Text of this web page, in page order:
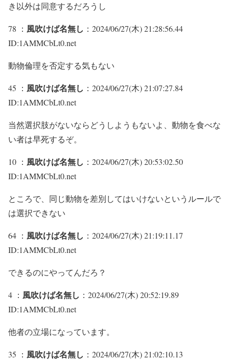
き以外は同意するだろうし
78 ： 風吹けば名無し ：2024/06/27(木) 21:28:56.44
ID:1AMMCbLt0.net
動物倫理を否定する気もない
45 ： 風吹けば名無し ：2024/06/27(木) 21:07:27.84
ID:1AMMCbLt0.net
当然選択肢がないならどうしようもないよ、動物を食べな
い者は早死するぞ。
10 ： 風吹けば名無し ：2024/06/27(木) 20:53:02.50
ID:1AMMCbLt0.net
ところで、同じ動物を差別してはいけないというルールで
は選択できない
64 ： 風吹けば名無し ：2024/06/27(木) 21:19:11.17
ID:1AMMCbLt0.net
できるのにやってんだろ？
4 ： 風吹けば名無し ：2024/06/27(木) 20:52:19.89
ID:1AMMCbLt0.net
他者の立場になっています。
35 ： 風吹けば名無し ：2024/06/27(木) 21:02:10.13